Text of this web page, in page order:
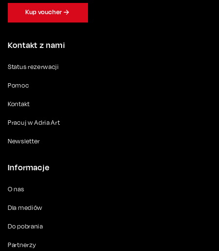
Kontakt z nami
Status rezerwacji
Pomoc
Kontakt
Pracuj w Adria Art
Newsletter
Informacje
O nas
Dla mediów
Do pobrania
Partnerzy
Kup voucher